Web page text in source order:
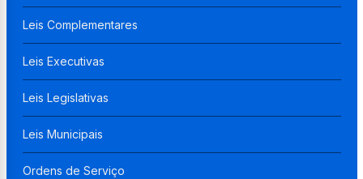
Leis Complementares
Leis Executivas
Leis Legislativas
Leis Municipais
Ordens de Serviço